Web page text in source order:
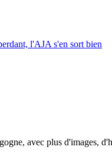
l'AJA s'en sort bien
avec plus d'images,